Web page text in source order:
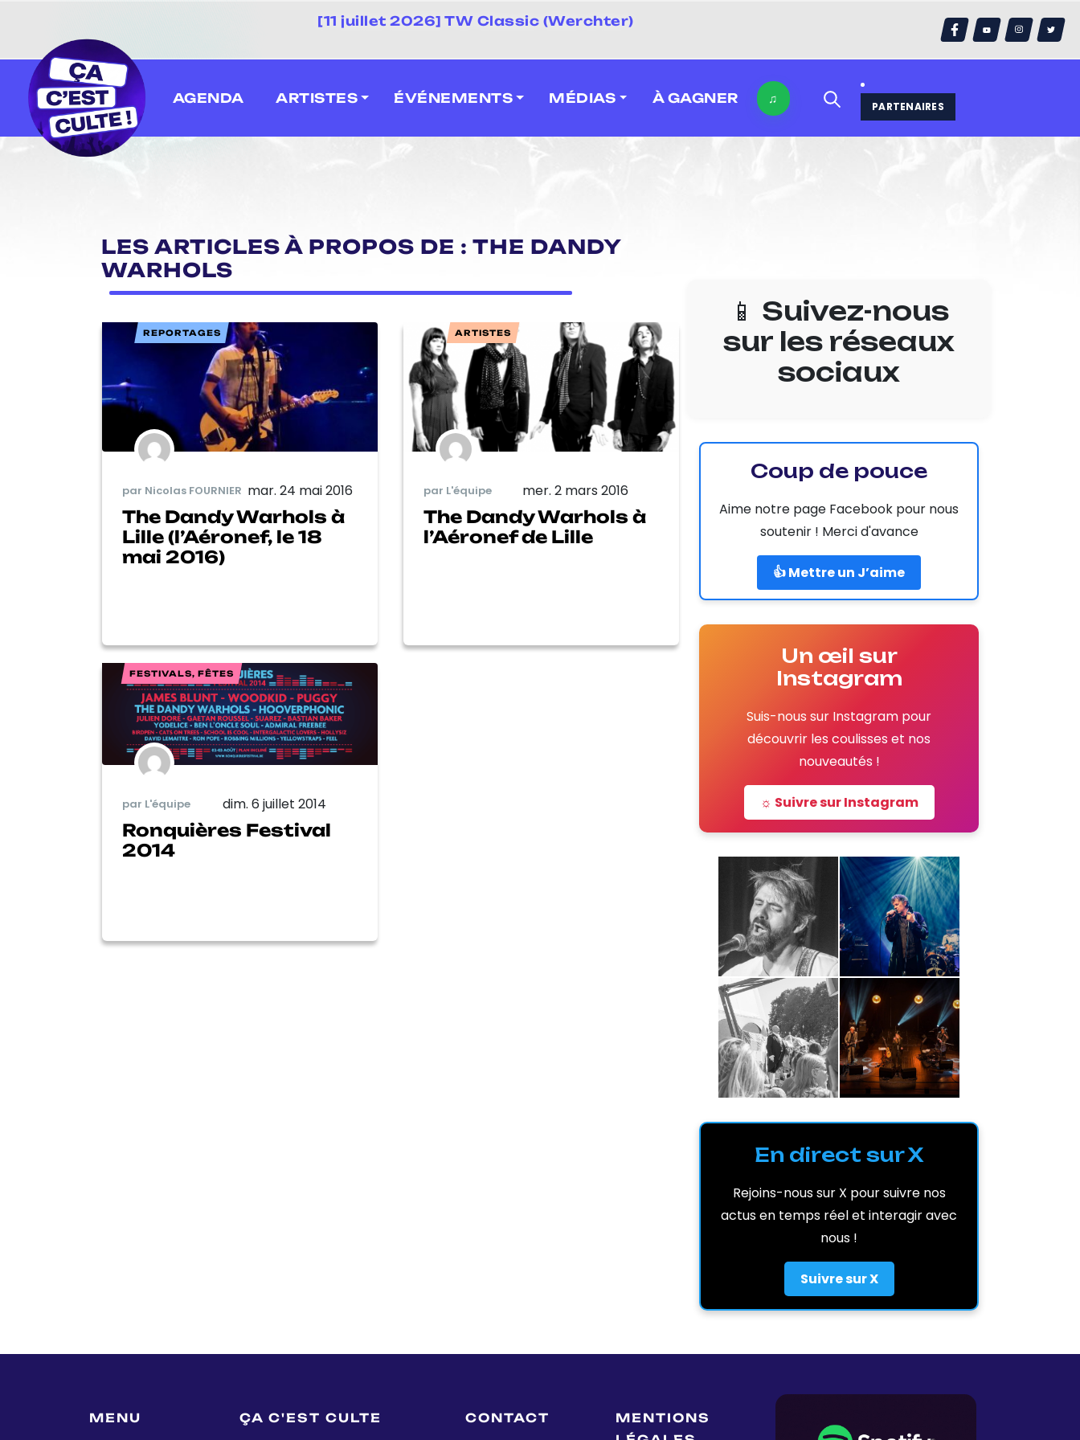
[11 juillet 2026] TW Classic (Werchter)
AGENDA ARTISTES ÉVÉNEMENTS MÉDIAS À GAGNER ♫
PARTENAIRES
LES ARTICLES À PROPOS DE : THE DANDY
WARHOLS
REPORTAGES
par Nicolas FOURNIER mar. 24 mai 2016
The Dandy Warhols à
Lille (l’Aéronef, le 18
mai 2016)
ARTISTES
par L'équipe mer. 2 mars 2016
The Dandy Warhols à
l’Aéronef de Lille
FESTIVALS, FÊTES
par L'équipe dim. 6 juillet 2014
Ronquières Festival
2014
📱 Suivez-nous
sur les réseaux
sociaux
Coup de pouce
Aime notre page Facebook pour nous
soutenir ! Merci d'avance
👍 Mettre un J’aime
Un œil sur
Instagram
Suis-nous sur Instagram pour
découvrir les coulisses et nos
nouveautés !
☼ Suivre sur Instagram
En direct sur X
Rejoins-nous sur X pour suivre nos
actus en temps réel et interagir avec
nous !
Suivre sur X
MENU ÇA C'EST CULTE CONTACT
MENTIONS